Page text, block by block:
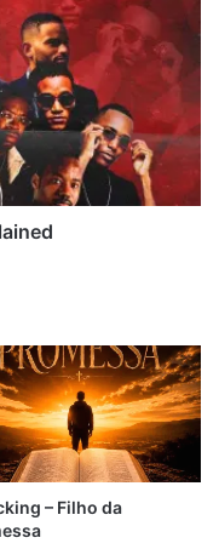
– Filho da